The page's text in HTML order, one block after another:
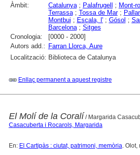
Àmbit:
Catalunya; Palafrugell ; Mont-
Terrassa; Tossa de Mar;
Montbui ; Escala, l'; Gósol ;
Barcelona; Sitges
Cronologia:
[0000 - 2000]
Autors add.: Farran Llorca, Aure
Localització: Biblioteca de Catalunya
Enllaç permanent a aquest registre
El Molí de la Coralí / Margarida
Casacuberta i Rocarols, Margarida
En: El Cartipàs : ciutat, patrimoni, memòria. Olot,